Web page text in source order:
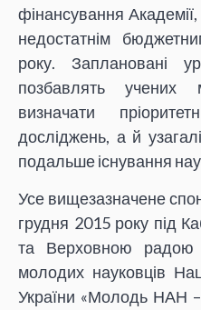
фінансування
недостатнім
року. Заплановані
позбавлять учених
визначати
досліджень, а й
подальше існування
Усе вищезазначене
грудня 2015 року під
та Верховною радою
молодих науковців
України «Молодь НАН